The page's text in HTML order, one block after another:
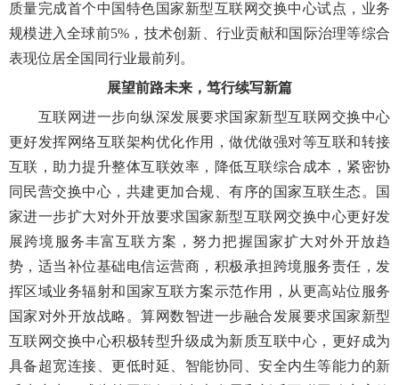
质量完成首个中国特色国家新型互联网交换中心试点，业务
规模进入全球前5%，技术创新、行业贡献和国际治理等综合
表现位居全国同行业最前列。
展望前路未来，笃行续写新篇
互联网进一步向纵深发展要求国家新型互联网交换中心
更好发挥网络互联架构优化作用，做优做强对等互联和转接
互联，助力提升整体互联效率，降低互联综合成本，紧密协
同民营交换中心，共建更加合规、有序的国家互联生态。国
家进一步扩大对外开放要求国家新型互联网交换中心更好发
展跨境服务丰富互联方案，努力把握国家扩大对外开放趋
势，适当补位基础电信运营商，积极承担跨境服务责任，发
挥区域业务辐射和国家互联方案示范作用，从更高站位服务
国家对外开放战略。算网数智进一步融合发展要求国家新型
互联网交换中心积极转型升级成为新质互联中心，更好成为
具备超宽连接、更低时延、智能协同、安全内生等能力的新